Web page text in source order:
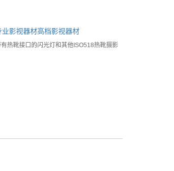
业影视器材高档影视器材
热靴接口的闪光灯和其他ISO518热靴摄影